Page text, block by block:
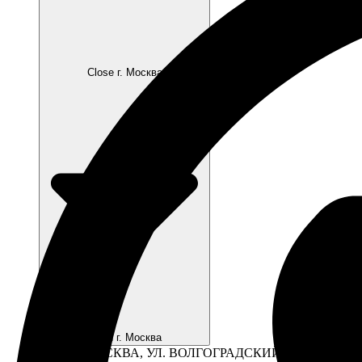
Close г. Москва
Open г. Москва
Г. МОСКВА, УЛ. ВОЛГОГРАДСКИЙ ПР-Т., 41,